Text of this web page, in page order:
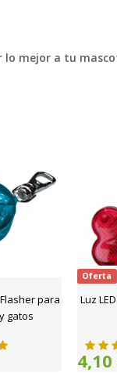
mejor a tu
para
gatos
Oferta
Luz
4,10